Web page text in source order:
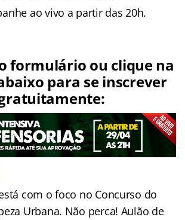
ao vivo a partir das 20h.
formulário ou clique na
para se inscrever
com o foco no Concurso do
Urbana. Não perca! Aulão de